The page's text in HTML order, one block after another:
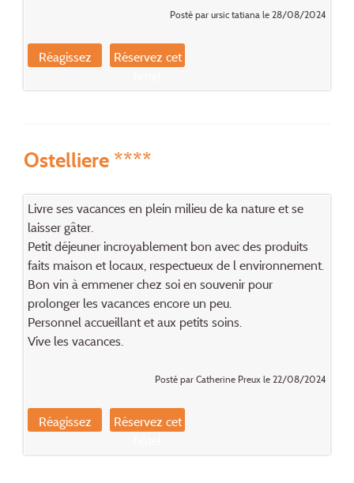
Posté par ursic tatiana le 28/08/2024
Réagissez
Réservez cet
Ostelliere ****
Livre ses vacances en plein milieu de ka nature et se
laisser gâter.
Petit déjeuner incroyablement bon avec des produits
faits maison et locaux, respectueux de l environnement.
Bon vin à emmener chez soi en souvenir pour
prolonger les vacances encore un peu.
Personnel accueillant et aux petits soins.
Vive les vacances.
Posté par Catherine Preux le 22/08/2024
Réagissez
Réservez cet